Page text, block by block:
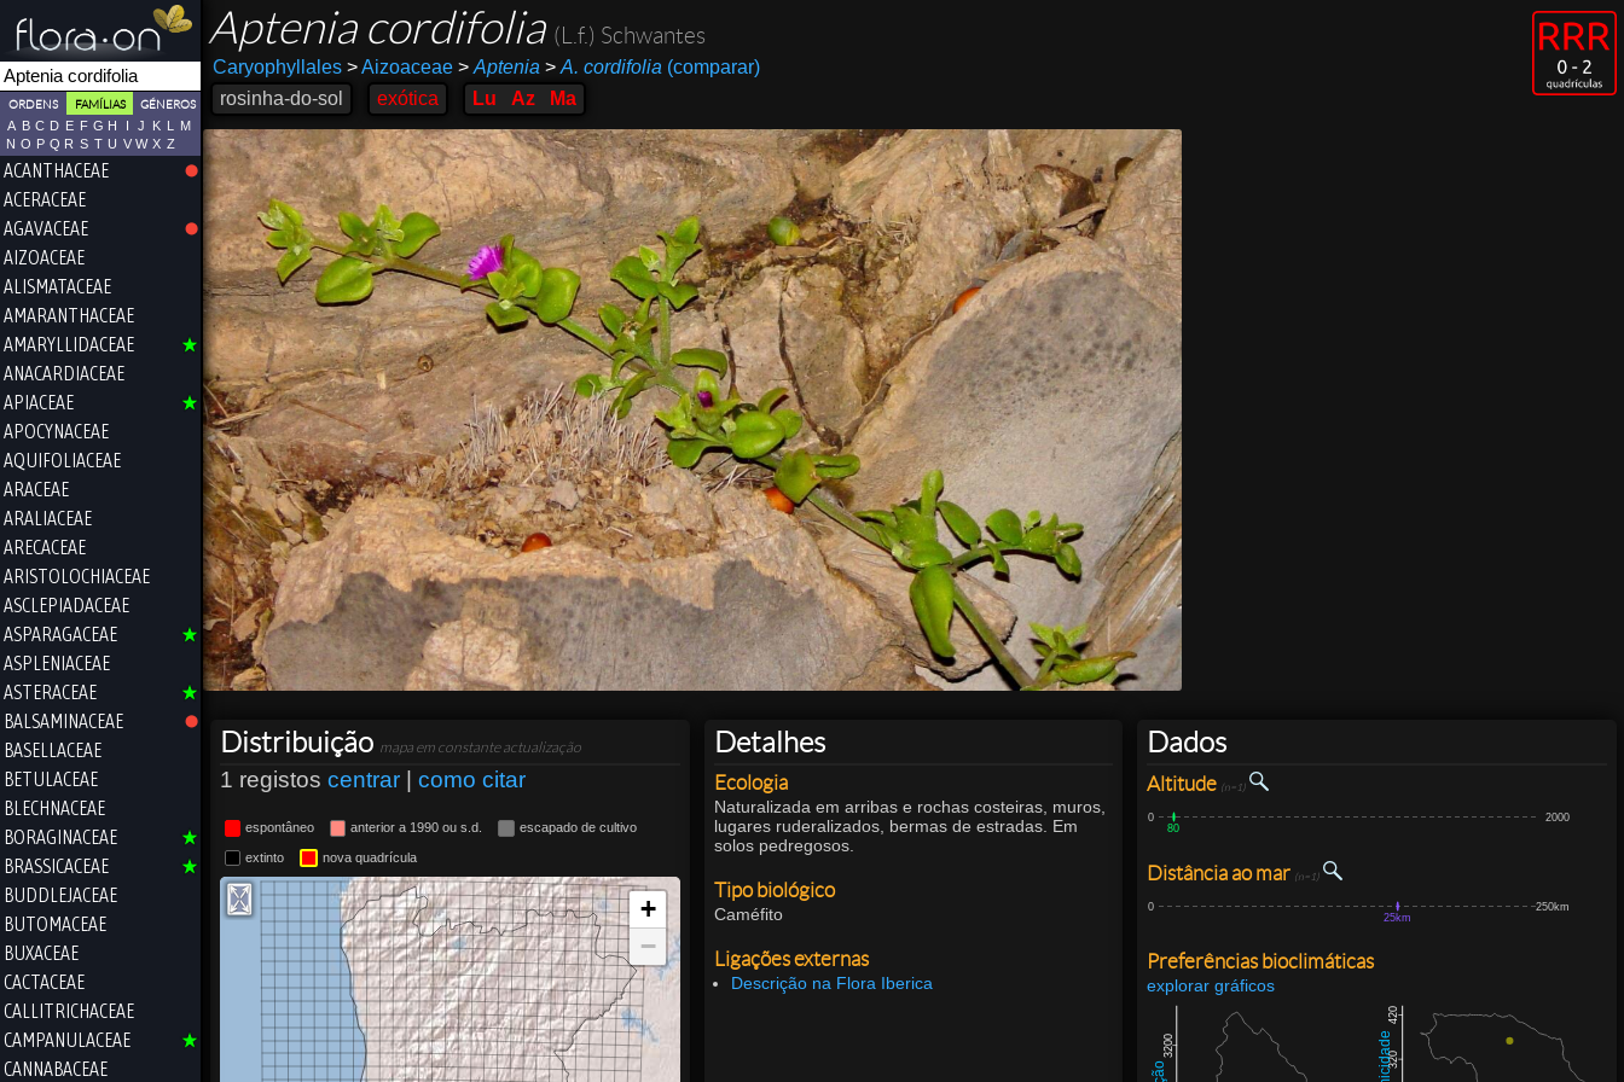
ORDENS FAMÍLIAS GÉNEROS
A B C D E F G H I J K L
M
N O P Q R S T U V W X Z
ACANTHACEAE
ACERACEAE
AGAVACEAE
AIZOACEAE
ALISMATACEAE
AMARANTHACEAE
AMARYLLIDACEAE
ANACARDIACEAE
APIACEAE
APOCYNACEAE
AQUIFOLIACEAE
ARACEAE
ARALIACEAE
ARECACEAE
ARISTOLOCHIACEAE
ASCLEPIADACEAE
ASPARAGACEAE
ASPLENIACEAE
ASTERACEAE
BALSAMINACEAE
BASELLACEAE
BETULACEAE
BLECHNACEAE
BORAGINACEAE
BRASSICACEAE
BUDDLEJACEAE
BUTOMACEAE
BUXACEAE
CACTACEAE
CALLITRICHACEAE
CAMPANULACEAE
CANNABACEAE
Aptenia cordifolia (L.f.) Schwantes
Caryophyllales >Aizoaceae > Aptenia > A. cordifolia (comparar)
rosinha-do-sol
exótica Lu Az Ma
Distribuição mapa em constante actualização
1 registos centrar como citar
espontâneo anterior a 1990 ou s.d. escapado de cultivo
extinto nova quadrícula
+
−
Detalhes
Ecologia
Naturalizada em arribas e rochas costeiras, muros,
lugares ruderalizados, bermas de estradas. Em
solos pedregosos.
Tipo biológico
Caméfito
Ligações externas
Descrição na Flora Iberica
Dados
Altitude (n=1)
80
0 2000
Distância ao mar (n=1)
25km
0 250km
Preferências bioclimáticas
explorar gráficos
3200
320
420